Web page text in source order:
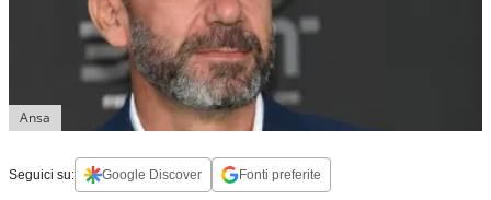
Ansa
Seguici su: Google Discover Fonti preferite